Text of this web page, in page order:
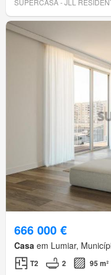
SUPERCASA - JLL
666 000 €
Casa em Lumiar,
T2 2 95 m²